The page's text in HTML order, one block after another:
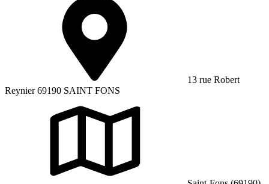
13 rue Robert
Reynier 69190 SAINT FONS